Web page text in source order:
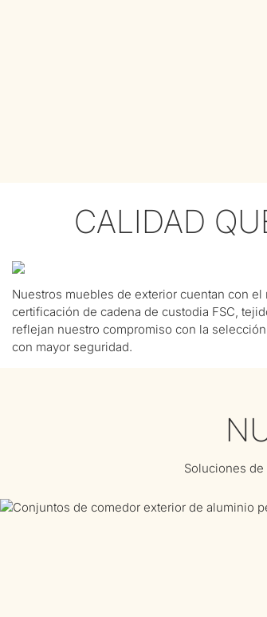
CALIDAD
Nuestros muebles de exterior cuentan con
certificación de cadena de custodia FSC,
reflejan nuestro compromiso con la
con mayor seguridad.
Soluciones
COSAS QUE HEMOS LOGRADO